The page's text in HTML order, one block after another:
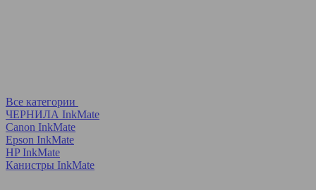
Все категории
ЧЕРНИЛА InkMate
Canon InkMate
Epson InkMate
HP InkMate
Канистры InkMate